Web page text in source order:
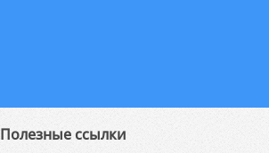
Полезные ссылки